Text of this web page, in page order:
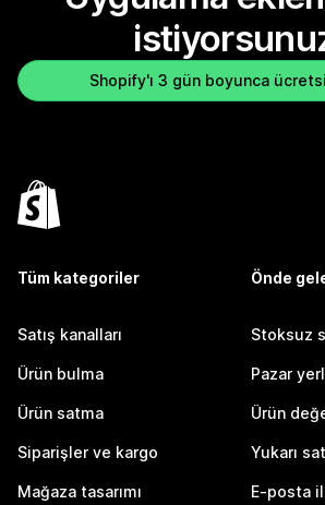
Shopify'ı 3 gün boyunca
Tüm kategoriler
Satış kanalları
Ürün bulma
Ürün satma
Siparişler ve kargo
Mağaza tasarımı
Önde
Stoksuz
Pazar
Ürün
Yukarı
E-posta